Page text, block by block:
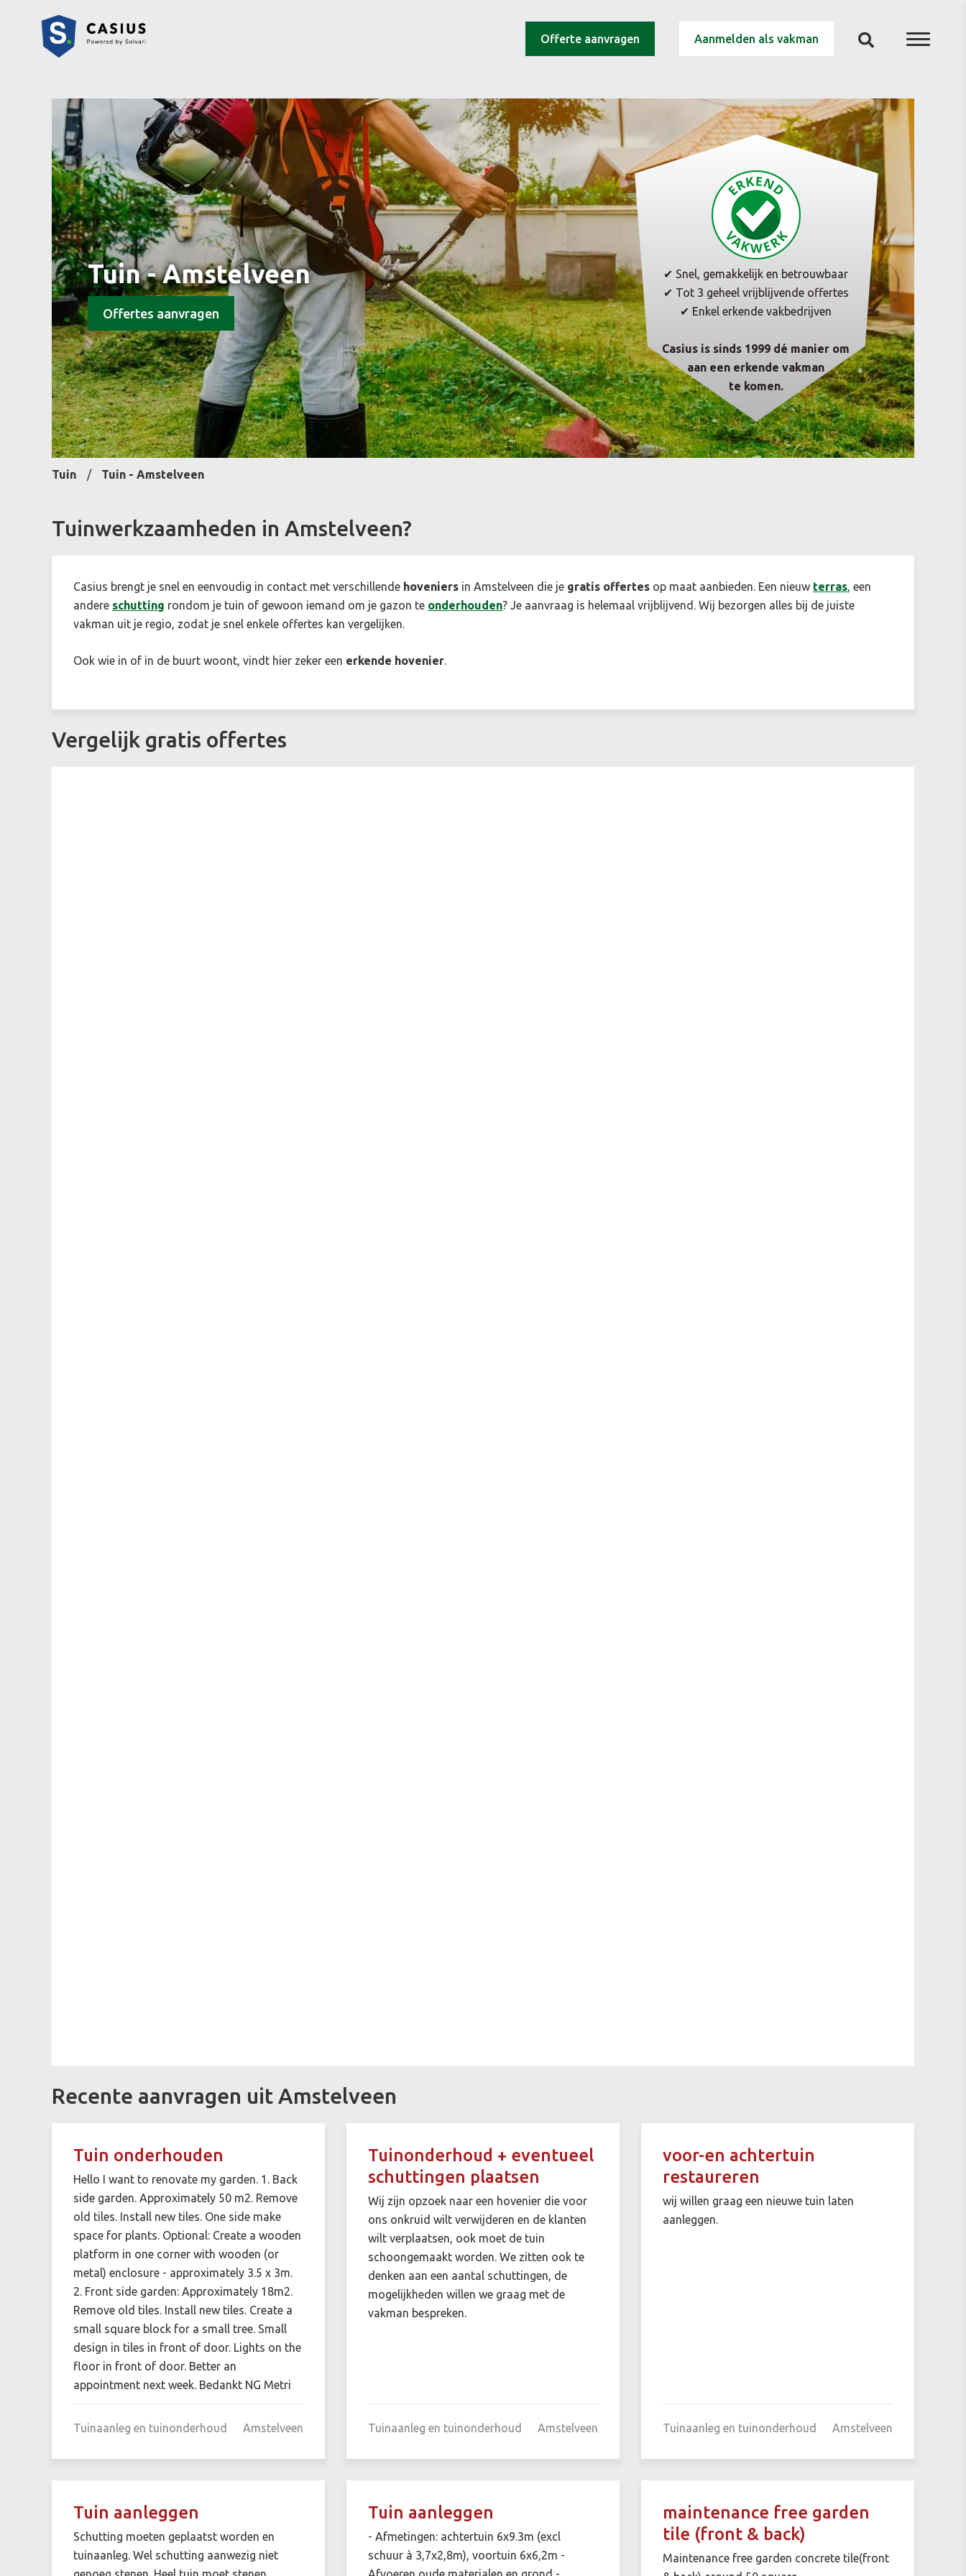
Offerte aanvragen Aanmelden als vakman
Tuin - Amstelveen
Offertes aanvragen
✔ Snel, gemakkelijk en betrouwbaar
✔ Tot 3 geheel vrijblijvende offertes
✔ Enkel erkende vakbedrijven
Casius is sinds 1999 dé manier om
aan een erkende vakman
te komen.
Tuin Tuin - Amstelveen
Tuinwerkzaamheden in Amstelveen?
Casius brengt je snel en eenvoudig in contact met verschillende hoveniers in Amstelveen die je gratis offertes op maat aanbieden. Een nieuw terras, een
andere schutting rondom je tuin of gewoon iemand om je gazon te onderhouden? Je aanvraag is helemaal vrijblijvend. Wij bezorgen alles bij de juiste
vakman uit je regio, zodat je snel enkele offertes kan vergelijken.
Ook wie in of in de buurt woont, vindt hier zeker een erkende hovenier.
Vergelijk gratis offertes
Recente aanvragen uit Amstelveen
Tuin onderhouden
Hello I want to renovate my garden. 1. Back
side garden. Approximately 50 m2. Remove
old tiles. Install new tiles. One side make
space for plants. Optional: Create a wooden
platform in one corner with wooden (or
metal) enclosure - approximately 3.5 x 3m.
2. Front side garden: Approximately 18m2.
Remove old tiles. Install new tiles. Create a
small square block for a small tree. Small
design in tiles in front of door. Lights on the
floor in front of door. Better an
appointment next week. Bedankt NG Metri
Tuinaanleg en tuinonderhoud Amstelveen
Tuinonderhoud + eventueel
schuttingen plaatsen
Wij zijn opzoek naar een hovenier die voor
ons onkruid wilt verwijderen en de klanten
wilt verplaatsen, ook moet de tuin
schoongemaakt worden. We zitten ook te
denken aan een aantal schuttingen, de
mogelijkheden willen we graag met de
vakman bespreken.
Tuinaanleg en tuinonderhoud Amstelveen
voor-en achtertuin
restaureren
wij willen graag een nieuwe tuin laten
aanleggen.
Tuinaanleg en tuinonderhoud Amstelveen
Tuin aanleggen
Schutting moeten geplaatst worden en
tuinaanleg. Wel schutting aanwezig niet
Tuin aanleggen
- Afmetingen: achtertuin 6x9.3m (excl
schuur à 3,7x2,8m), voortuin 6x6,2m -
maintenance free garden
tile (front & back)
Maintenance free garden concrete tile(front